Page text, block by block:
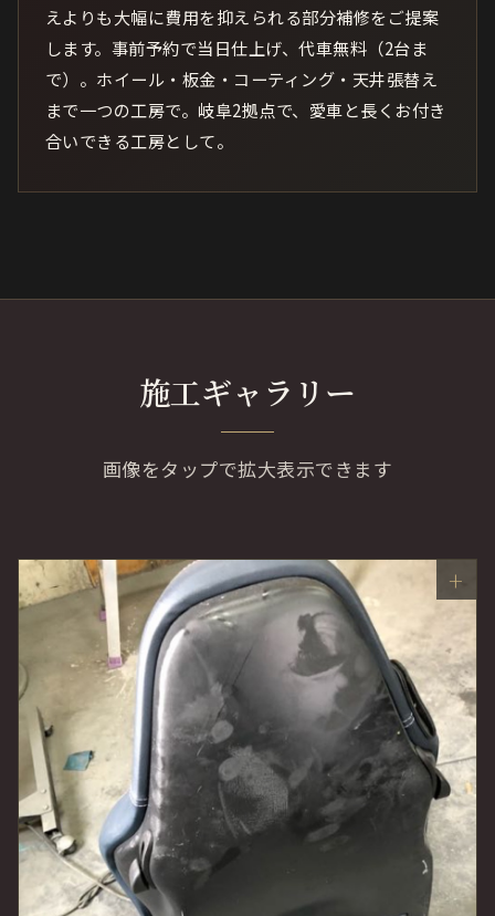
えよりも大幅に費用を抑えられる部分補修をご提案
します。事前予約で当日仕上げ、代車無料（2台ま
で）。ホイール・板金・コーティング・天井張替え
まで一つの工房で。岐阜2拠点で、愛車と長くお付き
合いできる工房として。
施工ギャラリー
画像をタップで拡大表示できます